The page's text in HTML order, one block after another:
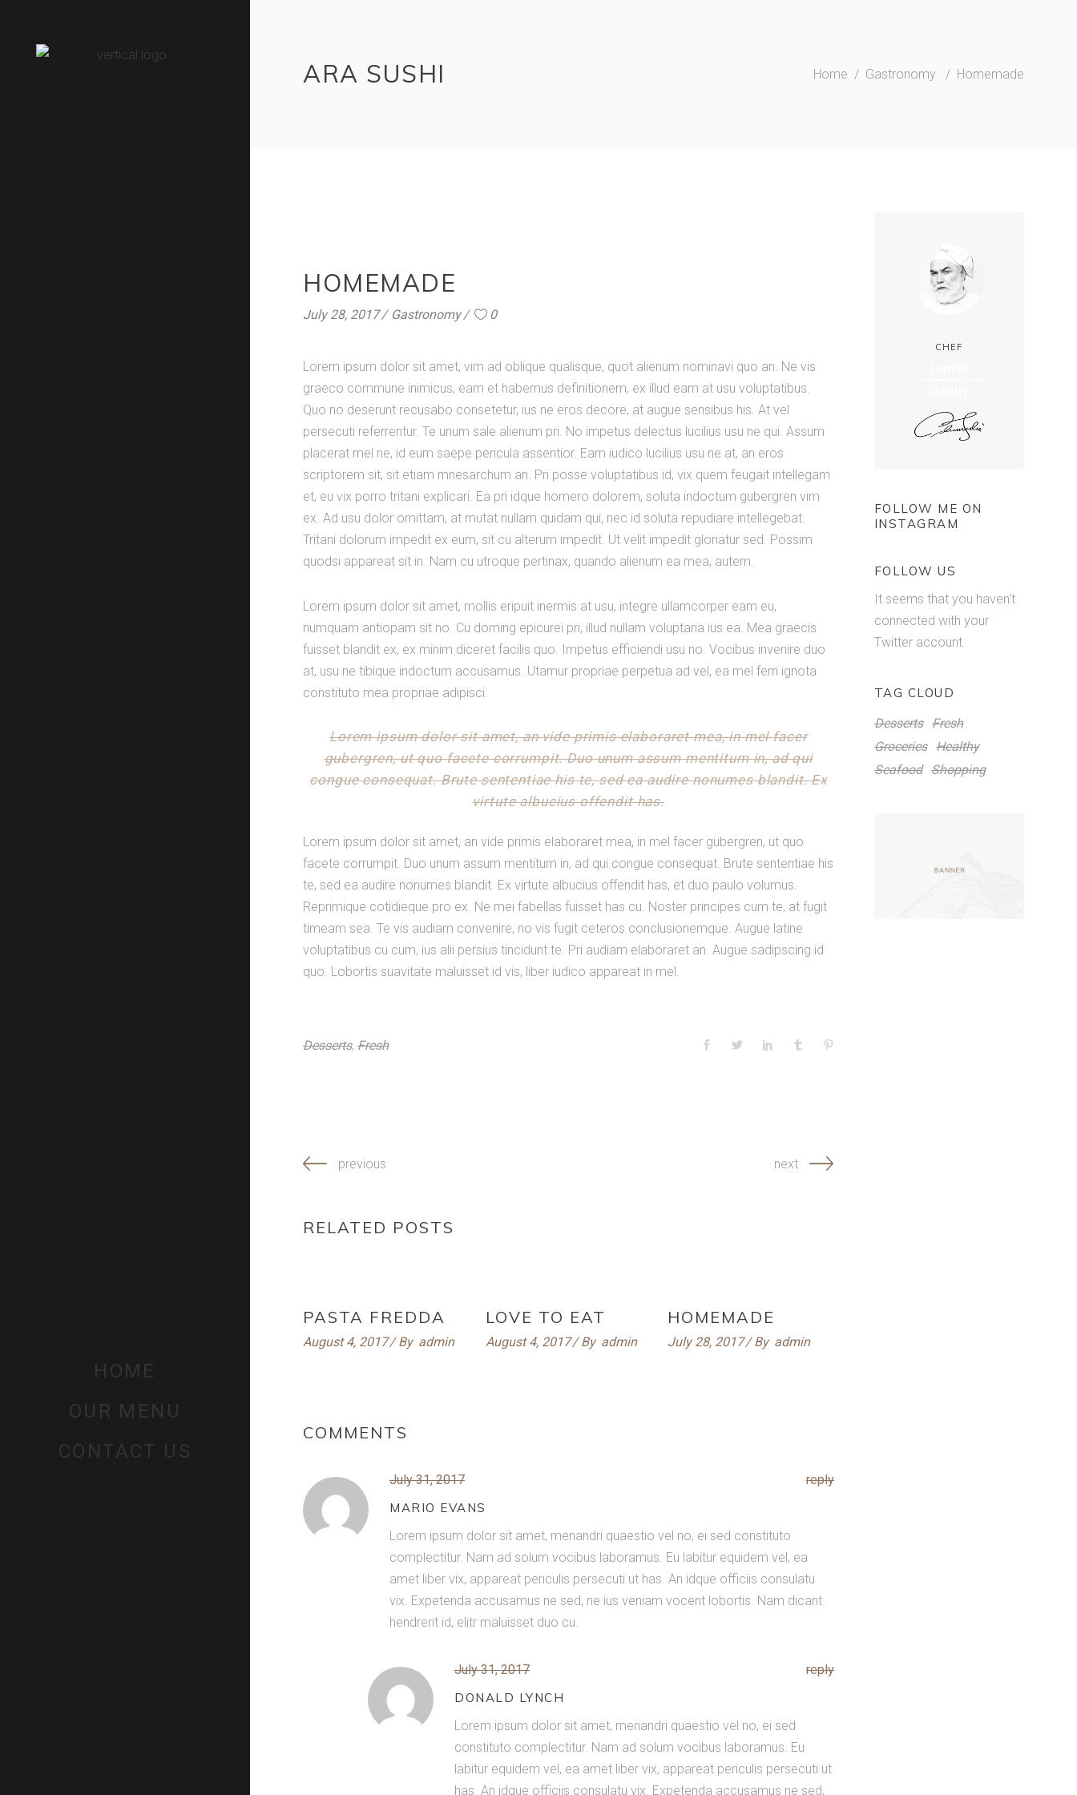
HOME
OUR MENU
CONTACT US
ARA SUSHI Home / Gastronomy / Homemade
HOMEMADE
July 28, 2017 Gastronomy 0
Lorem ipsum dolor sit amet, vim ad oblique qualisque, quot alienum nominavi quo an. Ne vis
graeco commune inimicus, eam et habemus definitionem, ex illud eam at usu voluptatibus.
Quo no deserunt recusabo consetetur, ius ne eros decore, at augue sensibus his. At vel
persecuti referrentur. Te unum sale alienum pri. No impetus delectus lucilius usu ne qui. Assum
placerat mel ne, id eum saepe pericula assentior. Eam iudico lucilius usu ne at, an eros
scriptorem sit, sit etiam mnesarchum an. Pri posse voluptatibus id, vix quem feugait intellegam
et, eu vix porro tritani explicari. Ea pri idque homero dolorem, soluta indoctum gubergren vim
ex. Ad usu dolor omittam, at mutat nullam quidam qui, nec id soluta repudiare intellegebat.
Tritani dolorum impedit ex eum, sit cu alterum impedit. Ut velit impedit gloriatur sed. Possim
quodsi appareat sit in. Nam cu utroque pertinax, quando alienum ea mea, autem.
Lorem ipsum dolor sit amet, mollis eripuit inermis at usu, integre ullamcorper eam eu,
numquam antiopam sit no. Cu doming epicurei pri, illud nullam voluptaria ius ea. Mea graecis
fuisset blandit ex, ex minim diceret facilis quo. Impetus efficiendi usu no. Vocibus invenire duo
at, usu ne tibique indoctum accusamus. Utamur propriae perpetua ad vel, ea mel ferri ignota
constituto mea propriae adipisci.
Lorem ipsum dolor sit amet, an vide primis elaboraret mea, in mel facer
gubergren, ut quo facete corrumpit. Duo unum assum mentitum in, ad qui
congue consequat. Brute sententiae his te, sed ea audire nonumes blandit. Ex
virtute albucius offendit has.
Lorem ipsum dolor sit amet, an vide primis elaboraret mea, in mel facer gubergren, ut quo
facete corrumpit. Duo unum assum mentitum in, ad qui congue consequat. Brute sententiae his
te, sed ea audire nonumes blandit. Ex virtute albucius offendit has, et duo paulo volumus.
Reprimique cotidieque pro ex. Ne mei fabellas fuisset has cu. Noster principes cum te, at fugit
timeam sea. Te vis audiam convenire, no vis fugit ceteros conclusionemque. Augue latine
voluptatibus cu cum, ius alii persius tincidunt te. Pri audiam elaboraret an. Augue sadipscing id
quo. Lobortis suavitate maluisset id vis, liber iudico appareat in mel.
Desserts, Fresh
previous next
RELATED POSTS
PASTA FREDDA
August 4, 2017 By admin
LOVE TO EAT
August 4, 2017 By admin
HOMEMADE
July 28, 2017 By admin
COMMENTS
July 31, 2017
reply
MARIO EVANS
Lorem ipsum dolor sit amet, menandri quaestio vel no, ei sed constituto
complectitur. Nam ad solum vocibus laboramus. Eu labitur equidem vel, ea
amet liber vix, appareat periculis persecuti ut has. An idque officiis consulatu
vix. Expetenda accusamus ne sed, ne ius veniam vocent lobortis. Nam dicant
hendrerit id, elitr maluisset duo cu.
July 31, 2017
reply
DONALD LYNCH
Lorem ipsum dolor sit amet, menandri quaestio vel no, ei sed
constituto complectitur. Nam ad solum vocibus laboramus. Eu
labitur equidem vel, ea amet liber vix, appareat periculis persecuti ut
has. An idque officiis consulatu vix. Expetenda accusamus ne sed,
CHEF
FOLLOW ME ON
INSTAGRAM
FOLLOW US
It seems that you haven't
connected with your
Twitter account
TAG CLOUD
Desserts
Fresh
Groceries
Healthy
Seafood
Shopping